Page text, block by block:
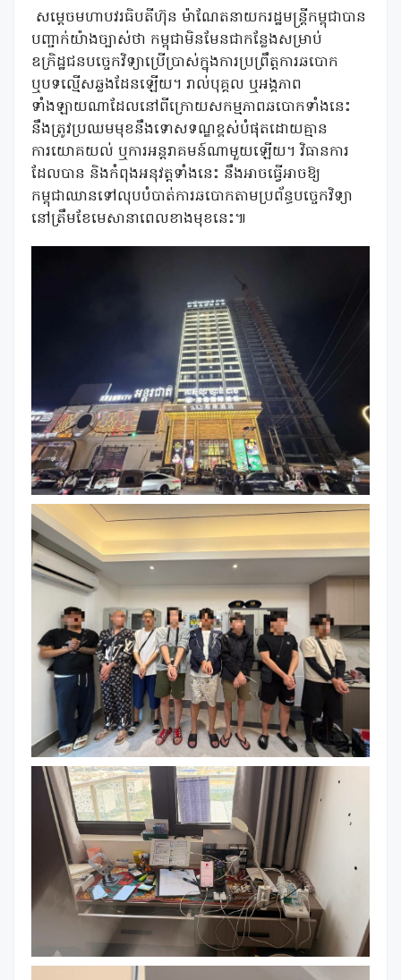
‎ សម្តេចមហាបវរធិបតីហ៊ុន ម៉ាណែតនាយករដ្ឋមន្ត្រីកម្ពុជាបាន
បញ្ជាក់យ៉ាងច្បាស់ថា កម្ពុជាមិនមែនជាកន្លែងសម្រាប់
ឧក្រិដ្ឋជនបច្ចេកវិទ្យាប្រើប្រាស់ក្នុងការប្រព្រឹត្តការឆបោក
ឬបទល្មើសឆ្លងដែនឡើយ។ រាល់បុគ្គល ឬអង្គភាព
ទាំងឡាយណាដែលនៅពីក្រោយសកម្មភាពឆបោកទាំងនេះ
នឹងត្រូវប្រឈមមុខនឹងទោសទណ្ឌខ្ពស់បំផុតដោយគ្មាន
ការយោគយល់ ឬការអន្តរាគមន៍ណាមួយឡើយ។ វិធានការ
ដែលបាន និងកំពុងអនុវត្តទាំងនេះ នឹងអាចធ្វើអាចឱ្យ
កម្ពុជាឈានទៅលុបបំបាត់ការឆបោកតាមប្រព័ន្ធបច្ចេកវិទ្យា
នៅត្រឹមខែមេសានាពេលខាងមុខនេះ៕